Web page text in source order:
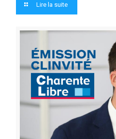
Lire la suite